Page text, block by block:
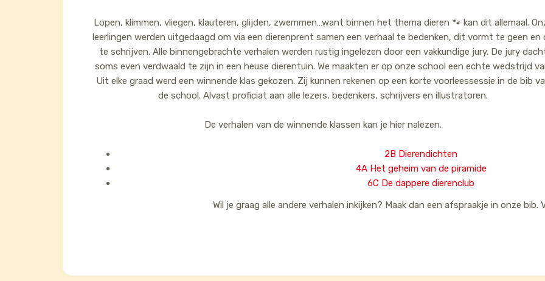
Lopen, klimmen, vliegen, klauteren, glijden, zwemmen…want binnen het thema dieren 🐾 kan dit allemaal.
leerlingen werden uitgedaagd om via een dierenprent samen een verhaal te bedenken, dit vormt te geen en
te schrijven. Alle binnengebrachte verhalen werden rustig ingelezen door een vakkundige jury. De jury
soms even verdwaald te zijn in een heuse dierentuin. We maakten er op onze school een echte wedstrijd
Uit elke graad werd een winnende klas gekozen. Zij kunnen rekenen op een korte voorleessessie in de bib
de school. Alvast proficiat aan alle lezers, bedenkers, schrijvers en illustratoren.
De verhalen van de winnende klassen kan je hier nalezen.
2B Dierendichten
4A Het geheim van de piramide
6C De dappere dierenclub
Wil je graag alle andere verhalen inkijken? Maak dan een afspraakje in onze bib.